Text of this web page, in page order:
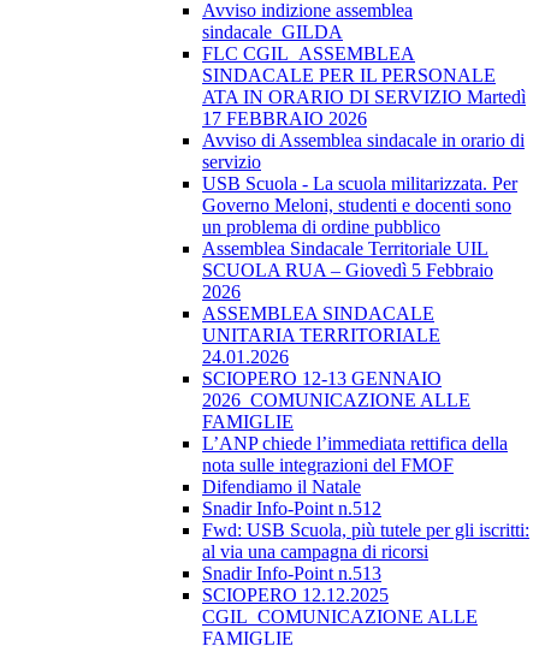
Avviso indizione assemblea
sindacale_GILDA
FLC CGIL_ASSEMBLEA
SINDACALE PER IL PERSONALE
ATA IN ORARIO DI SERVIZIO Martedì
17 FEBBRAIO 2026
Avviso di Assemblea sindacale in orario di
servizio
USB Scuola - La scuola militarizzata. Per
Governo Meloni, studenti e docenti sono
un problema di ordine pubblico
Assemblea Sindacale Territoriale UIL
SCUOLA RUA – Giovedì 5 Febbraio
2026
ASSEMBLEA SINDACALE
UNITARIA TERRITORIALE
24.01.2026
SCIOPERO 12-13 GENNAIO
2026_COMUNICAZIONE ALLE
FAMIGLIE
L’ANP chiede l’immediata rettifica della
nota sulle integrazioni del FMOF
Difendiamo il Natale
Snadir Info-Point n.512
Fwd: USB Scuola, più tutele per gli iscritti:
al via una campagna di ricorsi
Snadir Info-Point n.513
SCIOPERO 12.12.2025
CGIL_COMUNICAZIONE ALLE
FAMIGLIE